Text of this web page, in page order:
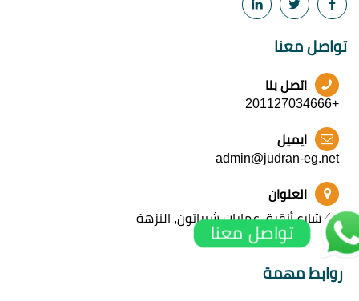
تواصل معنا
اتصل بنا
+201127034666
ايميل
admin@judran-eg.net
العنوان
42 شارع أنقرة, عمارات شيراتون, النزهة
روابط مهمة
تواصل معنا